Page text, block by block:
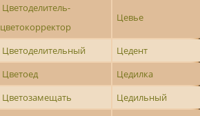
Цветоделитель-
цветокорректор
Цевье
Цветоделительный
Цедент
Цветоед
Цедилка
Цветозамещать
Цедильный